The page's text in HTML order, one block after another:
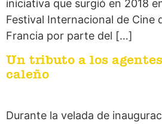
iniciativa que surgió en 2018
Festival Internacional de Cine
Francia por parte del […]
Un tributo a los
caleño
Durante la velada de